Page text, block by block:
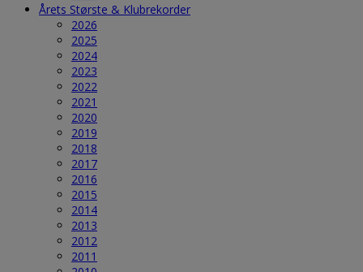
Årets Største & Klubrekorder
2026
2025
2024
2023
2022
2021
2020
2019
2018
2017
2016
2015
2014
2013
2012
2011